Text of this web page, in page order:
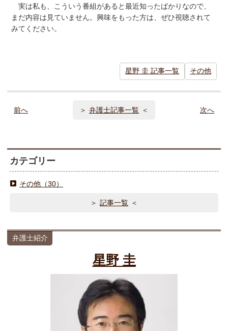
実は私も、こういう番組があると最近知ったばかりなので、
まだ内容は見ていません。興味をもった方は、ぜひ視聴されて
みてください。
星野 圭 記事一覧 その他
前へ 弁護士記事一覧 次へ
カテゴリー
その他（30）
記事一覧
弁護士紹介
星野 圭